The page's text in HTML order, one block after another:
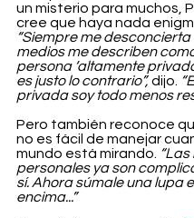
un misterio para muchos,
cree que haya nada
“Siempre me
medios me describen
persona ‘altamente
es justo lo contrario”, dijo.
privada soy todo menos
Pero también reconoce
no es fácil de manejar
mundo está mirando.
personales ya son
sí. Ahora súmale una lupa
encima...”